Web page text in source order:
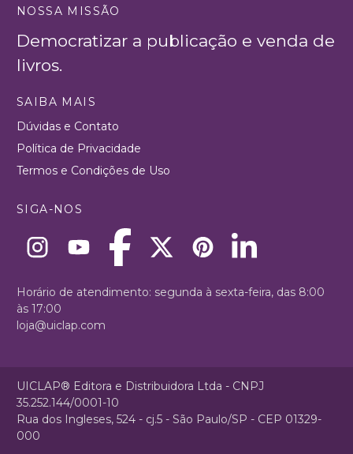
NOSSA MISSÃO
Democratizar a publicação e venda de
livros.
SAIBA MAIS
Dúvidas e Contato
Política de Privacidade
Termos e Condições de Uso
SIGA-NOS
Horário de atendimento: segunda à sexta-feira, das 8:00
às 17:00
loja@uiclap.com
UICLAP® Editora e Distribuidora Ltda - CNPJ
35.252.144/0001-10
Rua dos Ingleses, 524 - cj.5 - São Paulo/SP - CEP 01329-
000